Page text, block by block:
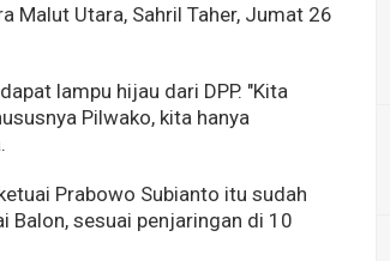
Malut Utara, Sahril Taher, Jumat 26
lampu hijau dari DPP. "Kita
Pilwako, kita hanya
Prabowo Subianto itu sudah
Balon, sesuai penjaringan di 10